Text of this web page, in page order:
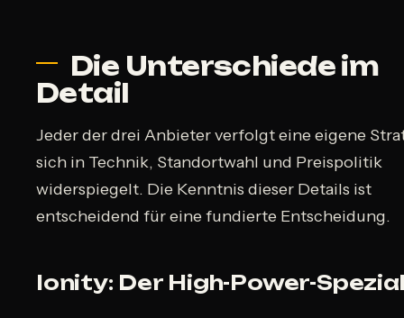
Die Unterschiede im
Detail
Jeder der drei Anbieter verfolgt eine eigene
sich in Technik, Standortwahl und Preispolitik
widerspiegelt. Die Kenntnis dieser Details ist
entscheidend für eine fundierte Entscheidung.
Ionity: Der High-Power-